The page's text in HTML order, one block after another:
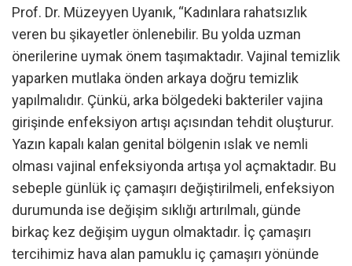
Prof. Dr. Müzeyyen Uyanık, “Kadınlara rahatsızlık
veren bu şikayetler önlenebilir. Bu yolda uzman
önerilerine uymak önem taşımaktadır. Vajinal temizlik
yaparken mutlaka önden arkaya doğru temizlik
yapılmalıdır. Çünkü, arka bölgedeki bakteriler vajina
girişinde enfeksiyon artışı açısından tehdit oluşturur.
Yazın kapalı kalan genital bölgenin ıslak ve nemli
olması vajinal enfeksiyonda artışa yol açmaktadır. Bu
sebeple günlük iç çamaşırı değiştirilmeli, enfeksiyon
durumunda ise değişim sıklığı artırılmalı, günde
birkaç kez değişim uygun olmaktadır. İç çamaşırı
tercihimiz hava alan pamuklu iç çamaşırı yönünde